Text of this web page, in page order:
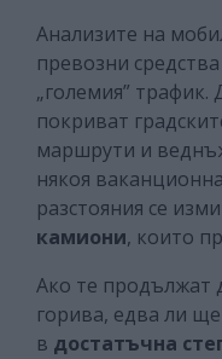
Анализите на
превозни
„големия”
покриват
маршрути и
някоя
разстояния се
камиони, които
Ако те продължат
горива, едва ли
в достатъчна